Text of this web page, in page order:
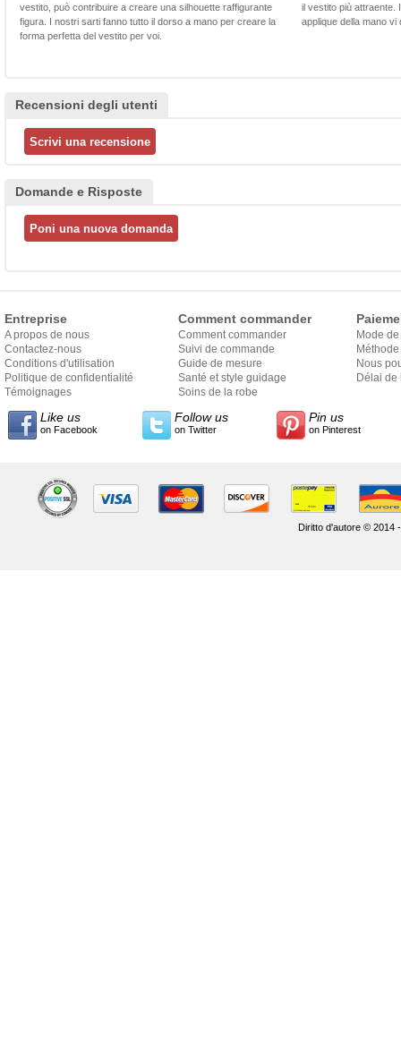
vestito, può contribuire a creare una silhouette raffigurante
figura. I nostri sarti fanno tutto il dorso a mano per creare la
forma perfetta del vestito per voi.
il vestito più attraente.
applique della mano
Recensioni degli utenti
Domande e Risposte
Entreprise
A propos de nous
Contactez-nous
Conditions d'utilisation
Politique de confidentialité
Témoignages
Comment commander
Comment commander
Suivi de commande
Guide de mesure
Santé et style guidage
Soins de la robe
Mode
Nous
Délai de
Like us
on Facebook
Follow us
on Twitter
Pin us
on Pinterest
Diritto d'autore © 2014